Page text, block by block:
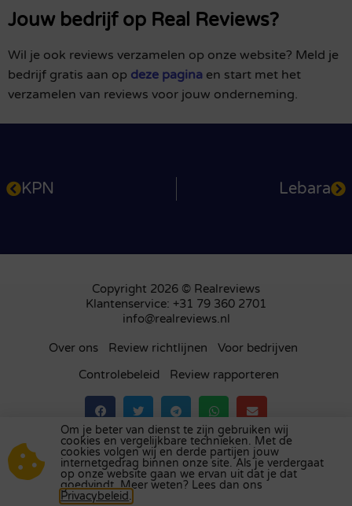
Jouw bedrijf op Real Reviews?
Wil je ook reviews verzamelen op onze website? Meld je
bedrijf gratis aan op deze pagina en start met het
verzamelen van reviews voor jouw onderneming.
KPN Lebara
Copyright 2026 © Realreviews
Klantenservice: +31 79 360 2701
info@realreviews.nl
Over ons Review richtlijnen
Voor bedrijven
Controlebeleid
Review rapporteren
Bezoek ons review platform inhet Verenigd
Koninkrijk,Frankrijk,Duitsland ,België,Spanje,
Italië
,Portugal,Polen,Denemarken ,Finland
Om je beter van dienst te zijn gebruiken wij
cookies en vergelijkbare technieken. Met de
cookies volgen wij en derde partijen jouw
internetgedrag binnen onze site. Als je verdergaat
op onze website gaan we ervan uit dat je dat
goedvindt. Meer weten? Lees dan ons
Privacybeleid.